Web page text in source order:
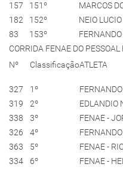
157
151º
MARCOS
182
152º
NEIO
83
153º
CORRIDA FENAE DO
Nº
ClassificaçãoATLETA
327 1º
319
2º
EDLANDIO
338
3º
FENAE -
326
4º
363
5º
FENAE -
334
6º
FENAE -